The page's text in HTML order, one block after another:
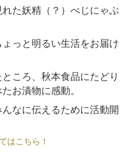
た妖精（？）べじにゃぶ
っと明るい生活をお届け
ころ、秋本食品にたどり
お漬物に感動。
なに伝えるために活動開
はこちら！